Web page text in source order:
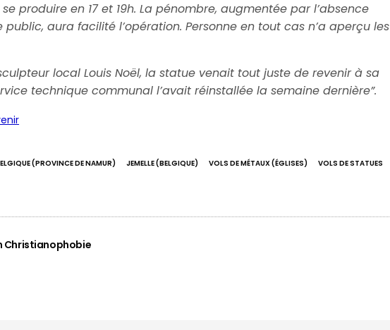
produire en 17 et 19h. La pénombre, augmentée par l’absence
public, aura facilité l’opération. Personne en tout cas n’a aperçu les
local Louis Noël, la statue venait tout juste de revenir à sa
technique communal l’avait réinstallée la semaine dernière”.
(PROVINCE DE NAMUR) JEMELLE (BELGIQUE) VOLS DE MÉTAUX (ÉGLISES)
VOLS DE STATUES
Christianophobie